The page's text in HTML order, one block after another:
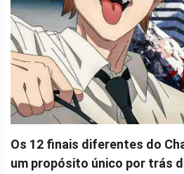
Os 12 finais diferentes do
um propósito único por trás